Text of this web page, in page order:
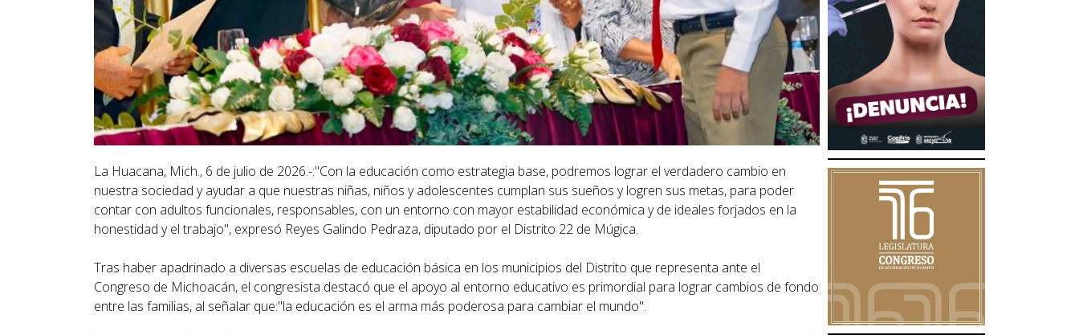
La Huacana, Mich., 6 de julio de 2026.-:"Con la educación como estrategia base, podremos lograr el verdadero cambio en
nuestra sociedad y ayudar a que nuestras niñas, niños y adolescentes cumplan sus sueños y logren sus metas, para poder
contar con adultos funcionales, responsables, con un entorno con mayor estabilidad económica y de ideales forjados en la
honestidad y el trabajo", expresó Reyes Galindo Pedraza, diputado por el Distrito 22 de Múgica.
Tras haber apadrinado a diversas escuelas de educación básica en los municipios del Distrito que representa ante el
Congreso de Michoacán, el congresista destacó que el apoyo al entorno educativo es primordial para lograr cambios de fondo
entre las familias, al señalar que:"la educación es el arma más poderosa para cambiar el mundo".